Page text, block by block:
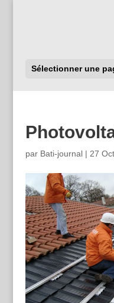
Sélectionner une
par Bati-journal| 27